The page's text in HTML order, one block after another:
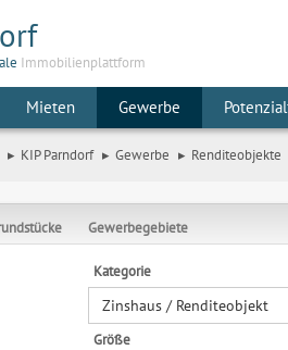
Immobilienplattform
Mieten Gewerbe
KIP Parndorf Gewerbe Renditeobjekte
Gewerbegebiete
Kategorie
Zinshaus / Renditeobjekt
Größe